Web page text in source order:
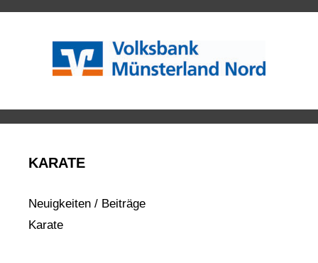
KARATE
Neuigkeiten / Beiträge
Karate